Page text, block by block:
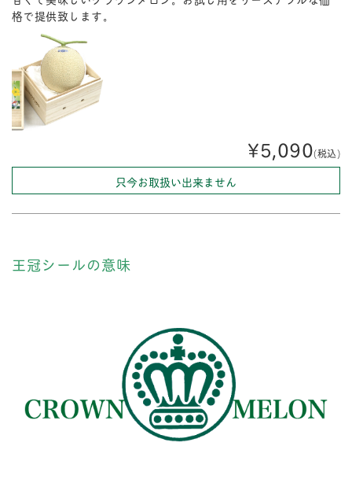
格で提供致します。
¥5,090(税込)
只今お取扱い出来ません
王冠シールの意味